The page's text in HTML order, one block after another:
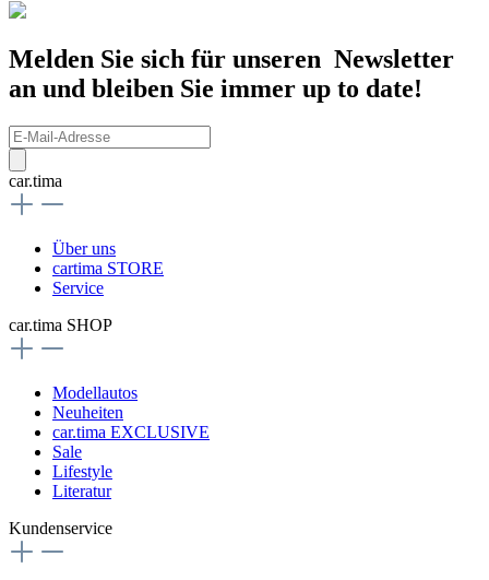
Melden Sie sich für unseren Newsletter
an und bleiben Sie immer up to date!
car.tima
Über uns
cartima STORE
Service
car.tima SHOP
Modellautos
Neuheiten
car.tima EXCLUSIVE
Sale
Lifestyle
Literatur
Kundenservice